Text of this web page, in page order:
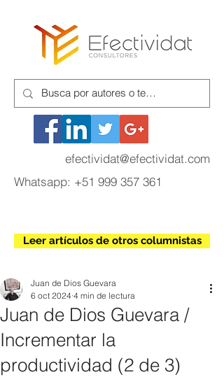
efectividat@efectividat.com
Whatsapp: +51 999 357 361
Leer artículos de otros columnistas
Juan de Dios Guevara /
Incrementar la
productividad (2 de 3)
Juan de Dios Guevara
6 oct 2024 4 min de lectura